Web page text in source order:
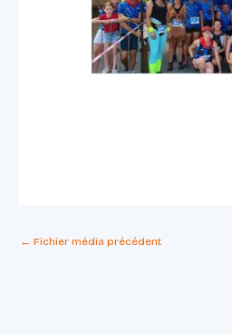
← Fichier média précédent